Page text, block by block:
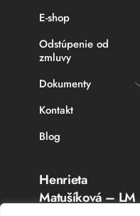
E-shop
Odstúpenie od
zmluvy
Dokumenty
Kontakt
Blog
Henrieta
Matušíková – LM